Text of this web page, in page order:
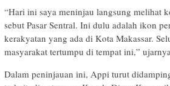
“Hari ini saya meninjau langsung melihat
sebut Pasar Sentral. Ini dulu adalah ikon
kerakyatan yang ada di Kota Makassar.
masyarakat tertumpu di tempat ini,”
Dalam peninjauan ini, Appi turut